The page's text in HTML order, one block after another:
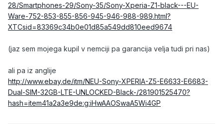
28/Smartphones-29/Sony-35/Sony-Xperia-Z1-black---EU-
Ware-752-853-855-856-945-946-988-989.html?
XTCsid=83369c34b0e01d85a549dd810eed9674
(jaz sem mojega kupil v nemciji pa garancija velja tudi pri nas)
ali pa iz anglije
http://www.ebay.de/itm/NEU-Sony-XPERIA-Z5-E6633-E6683-
Dual-SIM-32GB-LTE-UNLOCKED-Black-/281901525470?
hash=item41a2a3e9de:g:iHwAAOSwaA5Wi4GP